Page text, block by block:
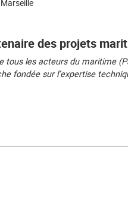
des projets
tous les acteurs du maritime
fondée sur l’expertise